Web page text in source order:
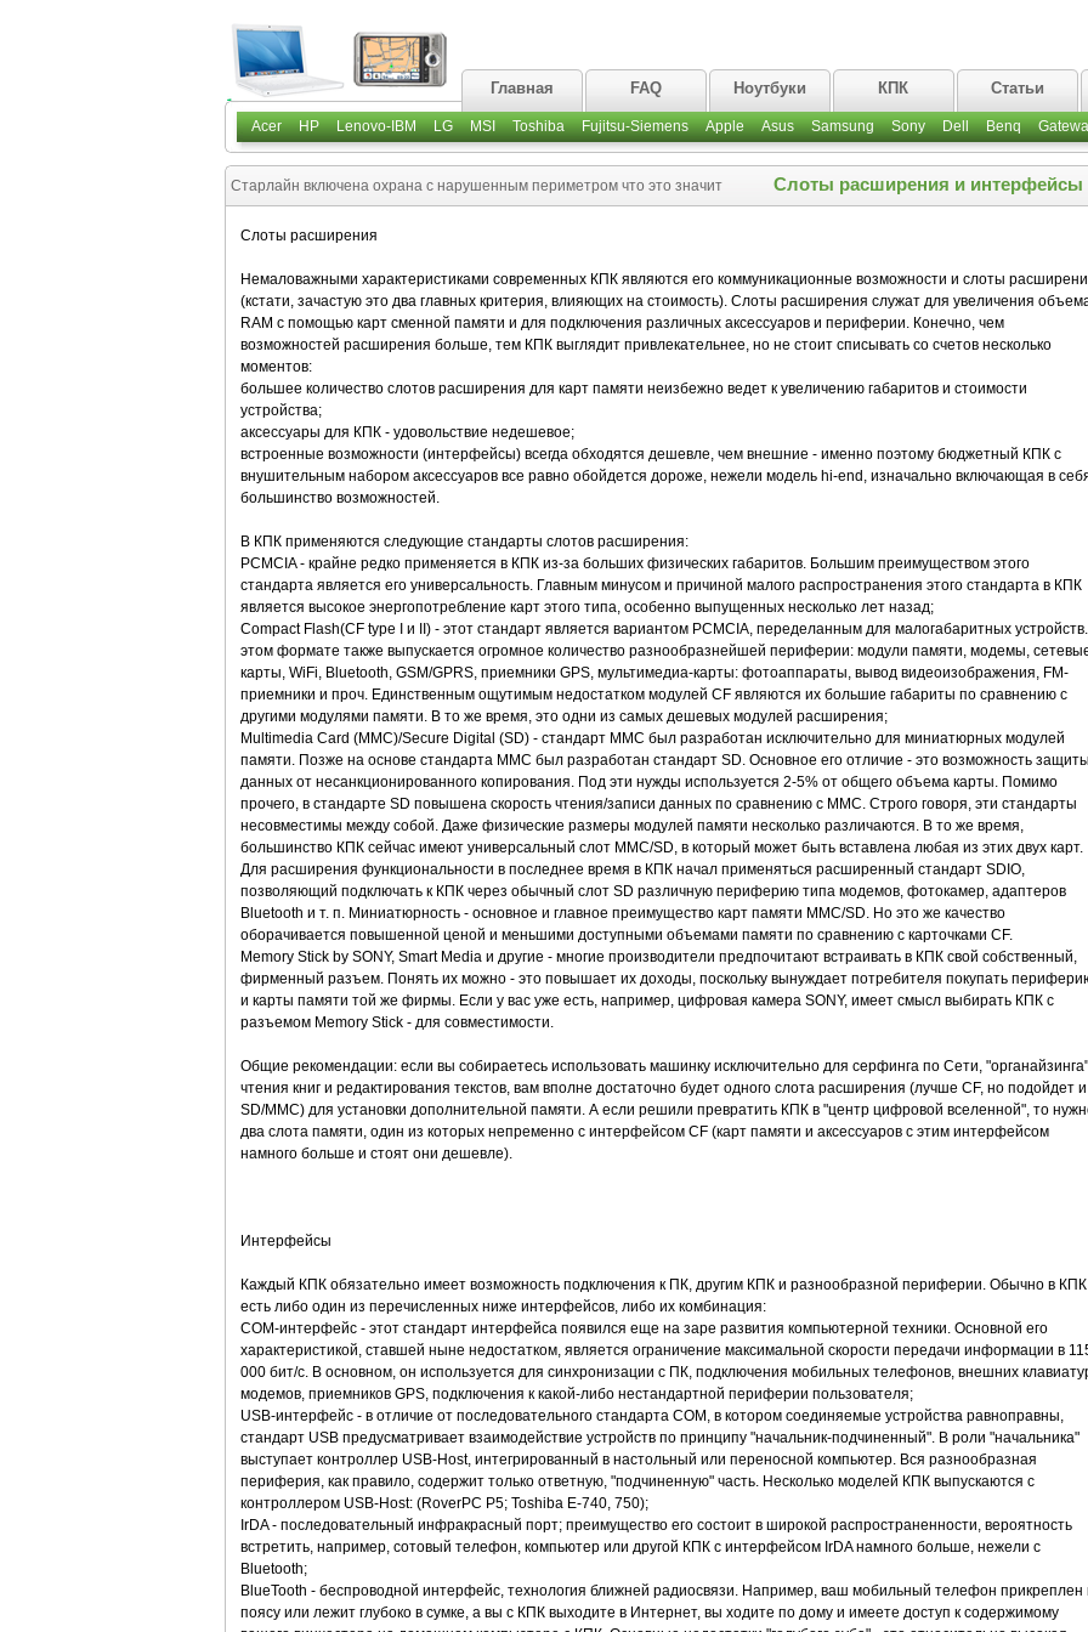
Главная FAQ Ноутбуки КПК Статьи
Acer HP Lenovo-IBM LG MSI Toshiba Fujitsu-Siemens Apple Asus Samsung Sony Dell Benq
Старлайн включена охрана с нарушенным периметром что это значит Слоты расширения и интерфейсы
Слоты расширения
Немаловажными характеристиками современных КПК являются его коммуникационные возможности и слоты
(кстати, зачастую это два главных критерия, влияющих на стоимость). Слоты расширения служат для увеличения
RAM с помощью карт сменной памяти и для подключения различных аксессуаров и периферии. Конечно, чем
возможностей расширения больше, тем КПК выглядит привлекательнее, но не стоит списывать со счетов несколько
моментов:
большее количество слотов расширения для карт памяти неизбежно ведет к увеличению габаритов и стоимости
устройства;
аксессуары для КПК - удовольствие недешевое;
встроенные возможности (интерфейсы) всегда обходятся дешевле, чем внешние - именно поэтому бюджетный КПК с
внушительным набором аксессуаров все равно обойдется дороже, нежели модель hi-end, изначально включающая в
большинство возможностей.
В КПК применяются следующие стандарты слотов расширения:
PCMCIA - крайне редко применяется в КПК из-за больших физических габаритов. Большим преимуществом этого
стандарта является его универсальность. Главным минусом и причиной малого распространения этого стандарта в КПК
является высокое энергопотребление карт этого типа, особенно выпущенных несколько лет назад;
Compact Flash(CF type I и II) - этот стандарт является вариантом PCMCIA, переделанным для малогабаритных
этом формате также выпускается огромное количество разнообразнейшей периферии: модули памяти, модемы,
карты, WiFi, Bluetooth, GSM/GPRS, приемники GPS, мультимедиа-карты: фотоаппараты, вывод видеоизображения, FM-
приемники и проч. Единственным ощутимым недостатком модулей CF являются их большие габариты по сравнению с
другими модулями памяти. В то же время, это одни из самых дешевых модулей расширения;
Multimedia Card (MMC)/Secure Digital (SD) - стандарт MMC был разработан исключительно для миниатюрных модулей
памяти. Позже на основе стандарта ММС был разработан стандарт SD. Основное его отличие - это возможность защиты
данных от несанкционированного копирования. Под эти нужды используется 2-5% от общего объема карты. Помимо
прочего, в стандарте SD повышена скорость чтения/записи данных по сравнению с ММС. Строго говоря, эти стандарты
несовместимы между собой. Даже физические размеры модулей памяти несколько различаются. В то же время,
большинство КПК сейчас имеют универсальный слот MMC/SD, в который может быть вставлена любая из этих двух карт.
Для расширения функциональности в последнее время в КПК начал применяться расширенный стандарт SDIO,
позволяющий подключать к КПК через обычный слот SD различную периферию типа модемов, фотокамер, адаптеров
Bluetooth и т. п. Миниатюрность - основное и главное преимущество карт памяти MMC/SD. Но это же качество
оборачивается повышенной ценой и меньшими доступными объемами памяти по сравнению с карточками CF.
Memory Stick by SONY, Smart Media и другие - многие производители предпочитают встраивать в КПК свой собственный,
фирменный разъем. Понять их можно - это повышает их доходы, поскольку вынуждает потребителя покупать
и карты памяти той же фирмы. Если у вас уже есть, например, цифровая камера SONY, имеет смысл выбирать КПК с
разъемом Memory Stick - для совместимости.
Общие рекомендации: если вы собираетесь использовать машинку исключительно для серфинга по Сети,
чтения книг и редактирования текстов, вам вполне достаточно будет одного слота расширения (лучше CF, но подойдет и
SD/MMC) для установки дополнительной памяти. А если решили превратить КПК в "центр цифровой вселенной", то
два слота памяти, один из которых непременно с интерфейсом CF (карт памяти и аксессуаров с этим интерфейсом
намного больше и стоят они дешевле).
Интерфейсы
Каждый КПК обязательно имеет возможность подключения к ПК, другим КПК и разнообразной периферии. Обычно в КПК
есть либо один из перечисленных ниже интерфейсов, либо их комбинация:
СОМ-интерфейс - этот стандарт интерфейса появился еще на заре развития компьютерной техники. Основной его
характеристикой, ставшей ныне недостатком, является ограничение максимальной скорости передачи информации в
000 бит/с. В основном, он используется для синхронизации с ПК, подключения мобильных телефонов, внешних
модемов, приемников GPS, подключения к какой-либо нестандартной периферии пользователя;
USB-интерфейс - в отличие от последовательного стандарта СОМ, в котором соединяемые устройства равноправны,
стандарт USB предусматривает взаимодействие устройств по принципу "начальник-подчиненный". В роли "начальника"
выступает контроллер USB-Host, интегрированный в настольный или переносной компьютер. Вся разнообразная
периферия, как правило, содержит только ответную, "подчиненную" часть. Несколько моделей КПК выпускаются с
контроллером USB-Host: (RoverPC Р5; Toshiba Е-740, 750);
IrDA - последовательный инфракрасный порт; преимущество его состоит в широкой распространенности, вероятность
встретить, например, сотовый телефон, компьютер или другой КПК с интерфейсом IrDA намного больше, нежели с
Bluetooth;
BlueTooth - беспроводной интерфейс, технология ближней радиосвязи. Например, ваш мобильный телефон прикреплен
поясу или лежит глубоко в сумке, а вы с КПК выходите в Интернет, вы ходите по дому и имеете доступ к содержимому